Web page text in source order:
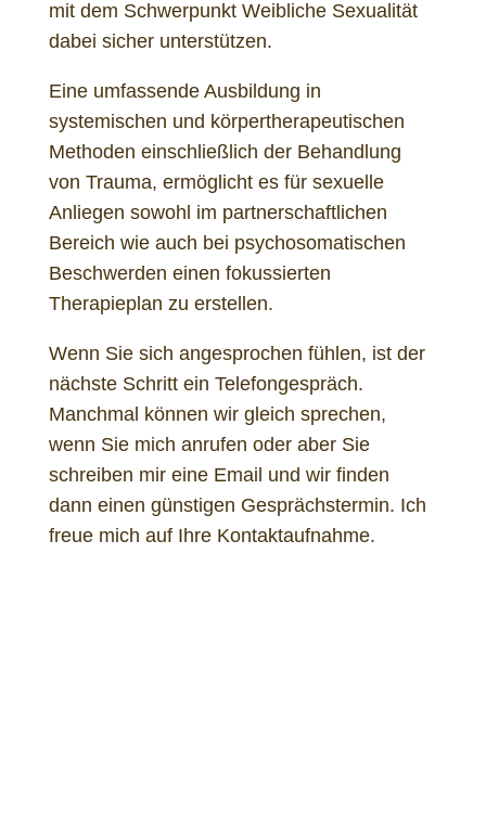
mit dem Schwerpunkt Weibliche Sexualität
dabei sicher unterstützen.
Eine umfassende Ausbildung in
systemischen und körpertherapeutischen
Methoden einschließlich der Behandlung
von Trauma, ermöglicht es für sexuelle
Anliegen sowohl im partnerschaftlichen
Bereich wie auch bei psychosomatischen
Beschwerden einen fokussierten
Therapieplan zu erstellen.
Wenn Sie sich angesprochen fühlen, ist der
nächste Schritt ein Telefongespräch.
Manchmal können wir gleich sprechen,
wenn Sie mich anrufen oder aber Sie
schreiben mir eine Email und wir finden
dann einen günstigen Gesprächstermin. Ich
freue mich auf Ihre Kontaktaufnahme.